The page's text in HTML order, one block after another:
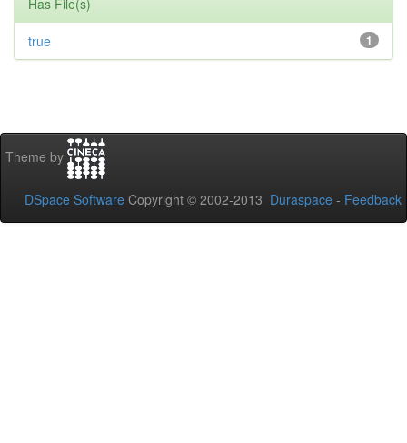
Has File(s)
1
true
Theme by
DSpace Software Copyright © 2002-2013 Duraspace - Feedback